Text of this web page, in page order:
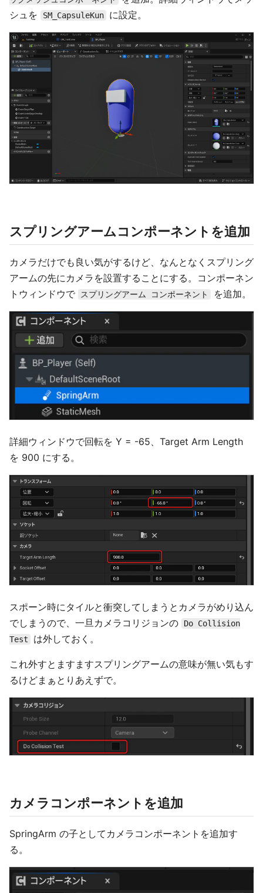
シュを
SM_CapsuleKun に設定。
スプリングアームコンポーネントを追加
カメラだけでも良い気がするけど、なんとなくスプリング
アームの先にカメラを設置することにする。コンポーネン
トウィンドウで
スプリングアーム コンポーネント を追加。
詳細ウィンドウで回転を Y = -65、Target Arm Length
を 900 にする。
スポーン時にタイルと衝突してしまうとカメラがめり込ん
でしまうので、一旦カメラコリジョンの
Do Collision
Test
は外しておく。
これ外すとますますスプリングアームの意味が無い気もす
るけどまぁとりあえずで。
カメラコンポーネントを追加
SpringArm の子としてカメラコンポーネントを追加す
る。